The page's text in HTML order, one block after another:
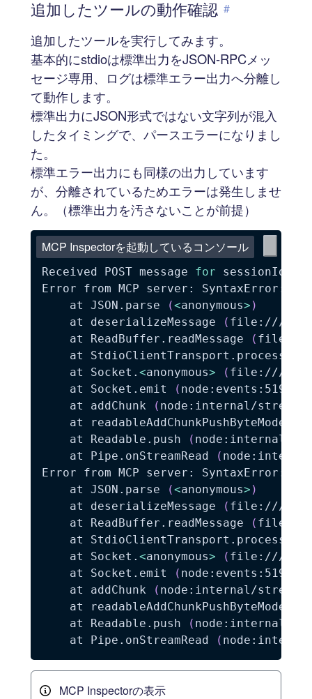
追加したツールの動作確認 #
追加したツールを実行してみます。
基本的にstdioは標準出力をJSON-RPCメッ
セージ専用、ログは標準エラー出力へ分離し
て動作します。
標準出力にJSON形式ではない文字列が混入
したタイミングで、パースエラーになりまし
た。
標準エラー出力にも同様の出力しています
が、分離されているためエラーは発生しませ
ん。（標準出力を汚さないことが前提）
MCP Inspectorを起動しているコンソール
Received POST message for sessionId
Error from MCP server: SyntaxError:
    at JSON.parse
(<anonymous> )
    at deserializeMessage
( file:///C:/
    at ReadBuffer.readMessage
( file:///
at
    at Socket.
<anonymous> ( file:///C:/
    at Socket.emit
( node:events:519:28
    at addChunk
( node:internal/
    at readableAddChunkPushByteMode
    at Readable.push
( node:internal/
    at Pipe.onStreamRead
( node:internal/
Error from MCP server: SyntaxError:
    at JSON.parse
(<anonymous> )
    at deserializeMessage
( file:///C:/
    at ReadBuffer.readMessage
( file:///
at
    at Socket.
<anonymous> ( file:///C:/
    at Socket.emit
( node:events:519:28
    at addChunk
( node:internal/
    at readableAddChunkPushByteMode
    at Readable.push
( node:internal/
    at Pipe.onStreamRead
( node:internal/
MCP Inspectorの表示